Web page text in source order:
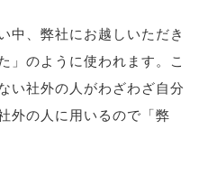
中、弊社にお越しいただき
」のように使われます。こ
い社外の人がわざわざ自分
外の人に用いるので「弊